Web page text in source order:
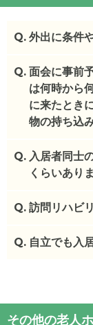
Q. 外出に条件
お体状態によ
(回答者: 施設担
Q. 面会に事前
は何時から
に来たとき
物の持ち込
一報だけお願
いません。
Q. 入居者同士
くらいあり
コロナ化で中
施設によって
(回答者: 施設担
Q. 訪問リハビ
いらっしゃい
(回答者: 施設担
Q. 自立でも入
(回答者: 施設担
その他の老人